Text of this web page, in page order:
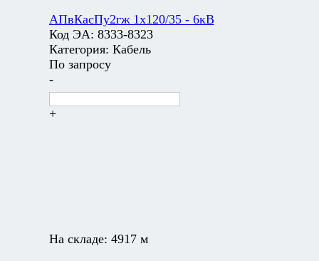
АПвКасПу2гж 1х120/35 - 6кВ
Код ЭА: 8333-8323
Категория: Кабель
По запросу
-
+
На складе: 4917 м